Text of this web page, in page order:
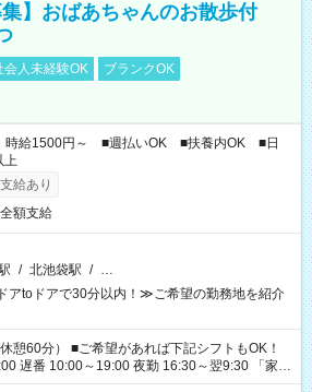
集】おばあちゃんのお散歩付
会人未経験OK
ブランクOK
時給1500円～ ■週払いOK ■扶養内OK ■日
上
給あり
額支給
/ 北池袋駅 / …
アtoドアで30分以内！≫ご希望の勤務地を紹介
れば下記シフトもOK！
遅番 10:00～19:00 夜勤 16:30～翌9:30 「家族
たい」 「余裕を持って夕飯の準備がしたい」